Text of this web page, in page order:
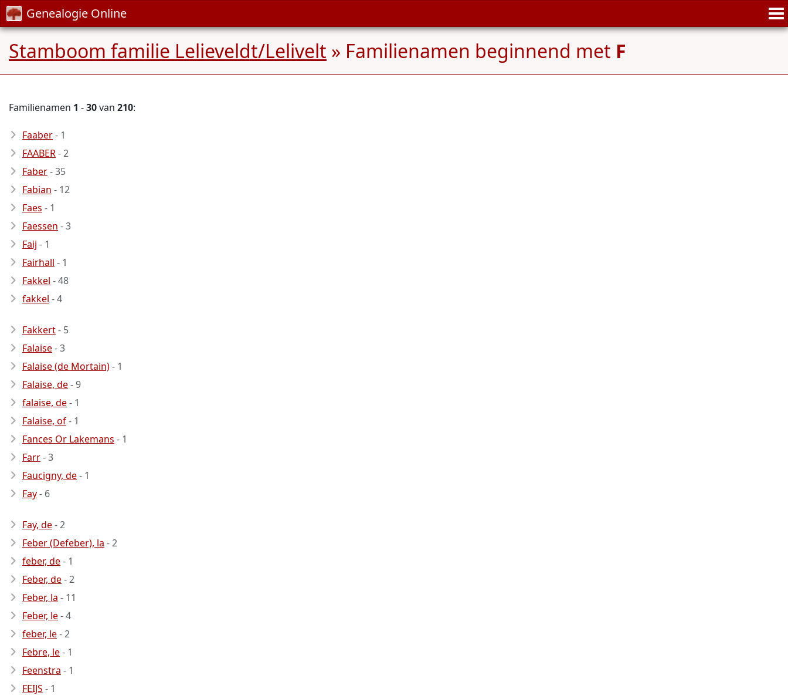
Genealogie Online
Stamboom familie Lelieveldt/Lelivelt » Familienamen beginnend met F
Familienamen 1 -30van 210:
Faaber- 1
FAABER- 2
Faber- 35
Fabian - 12
Faes - 1
Faessen - 3
Faij - 1
Fairhall - 1
Fakkel - 48
fakkel - 4
Fakkert- 5
Falaise- 3
Falaise (de Mortain)- 1
Falaise, de- 9
falaise, de- 1
Falaise, of- 1
Fances Or Lakemans - 1
Farr- 3
Faucigny, de- 1
Fay- 6
Fay, de- 2
Feber (Defeber), la - 2
feber, de- 1
Feber, de- 2
Feber, la - 11
Feber, le- 4
feber, le- 2
Febre, le- 1
Feenstra - 1
FEIJS - 1